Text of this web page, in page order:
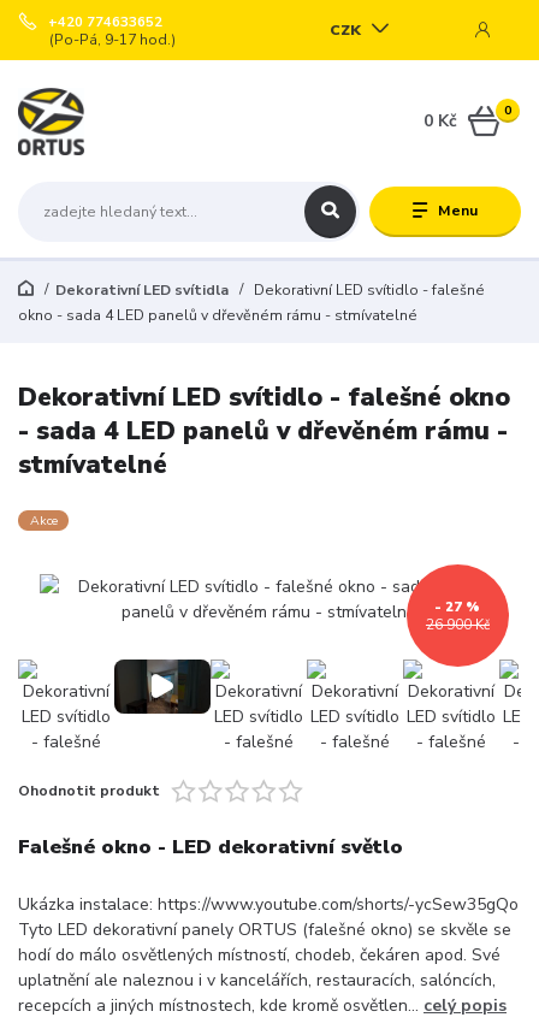
Menu
CZK
+420 774633652
(Po-Pá, 9-17 hod.)
0
0 Kč
Dekorativní LED svítidla
Dekorativní LED svítidlo - falešné
okno - sada 4 LED panelů v dřevěném rámu - stmívatelné
Dekorativní LED svítidlo - falešné okno
- sada 4 LED panelů v dřevěném rámu -
stmívatelné
Akce
26 900 Kč
- 27 %
Ohodnotit produkt
Falešné okno - LED dekorativní světlo
Ukázka instalace: https://www.youtube.com/shorts/-ycSew35gQo
Tyto LED dekorativní panely ORTUS (falešné okno) se skvěle se
hodí do málo osvětlených místností, chodeb, čekáren apod. Své
uplatnění ale naleznou i v kancelářích, restauracích, salóncích,
recepcích a jiných místnostech, kde kromě osvětlen... celý popis